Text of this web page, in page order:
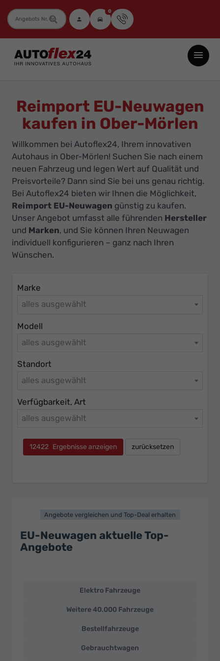
Fahrzeugnummer 0
Autoflex24
GmbH
Neuwagen
Jahreswagen
Gebrauchtwagen
zu
Top-
Preisen
-
Ihr
Innovatives
Autohaus
Reimport EU-Neuwagen
kaufen in Ober-Mörlen
Willkommen bei Autoflex24, Ihrem innovativen
Autohaus in Ober-Mörlen! Suchen Sie nach einem
neuen Fahrzeug und legen Wert auf Qualität und
Preisvorteile? Dann sind Sie bei uns genau richtig.
Bei Autoflex24 bieten wir Ihnen die Möglichkeit,
Reimport EU-Neuwagen günstig zu kaufen.
Unser Angebot umfasst alle führenden Hersteller
und Marken, und Sie können Ihren Neuwagen
individuell konfigurieren – ganz nach Ihren
Wünschen.
Marke
alles ausgewählt
Modell
alles ausgewählt
Standort
alles ausgewählt
Verfügbarkeit, Art
alles ausgewählt
12422 Ergebnisse anzeigen zurücksetzen
Angebote vergleichen und Top-Deal erhalten
EU-Neuwagen aktuelle Top-
Angebote
Neuwagen
Elektro Fahrzeuge
Weitere 40.000 Fahrzeuge
Bestellfahrzeuge
Gebrauchtwagen